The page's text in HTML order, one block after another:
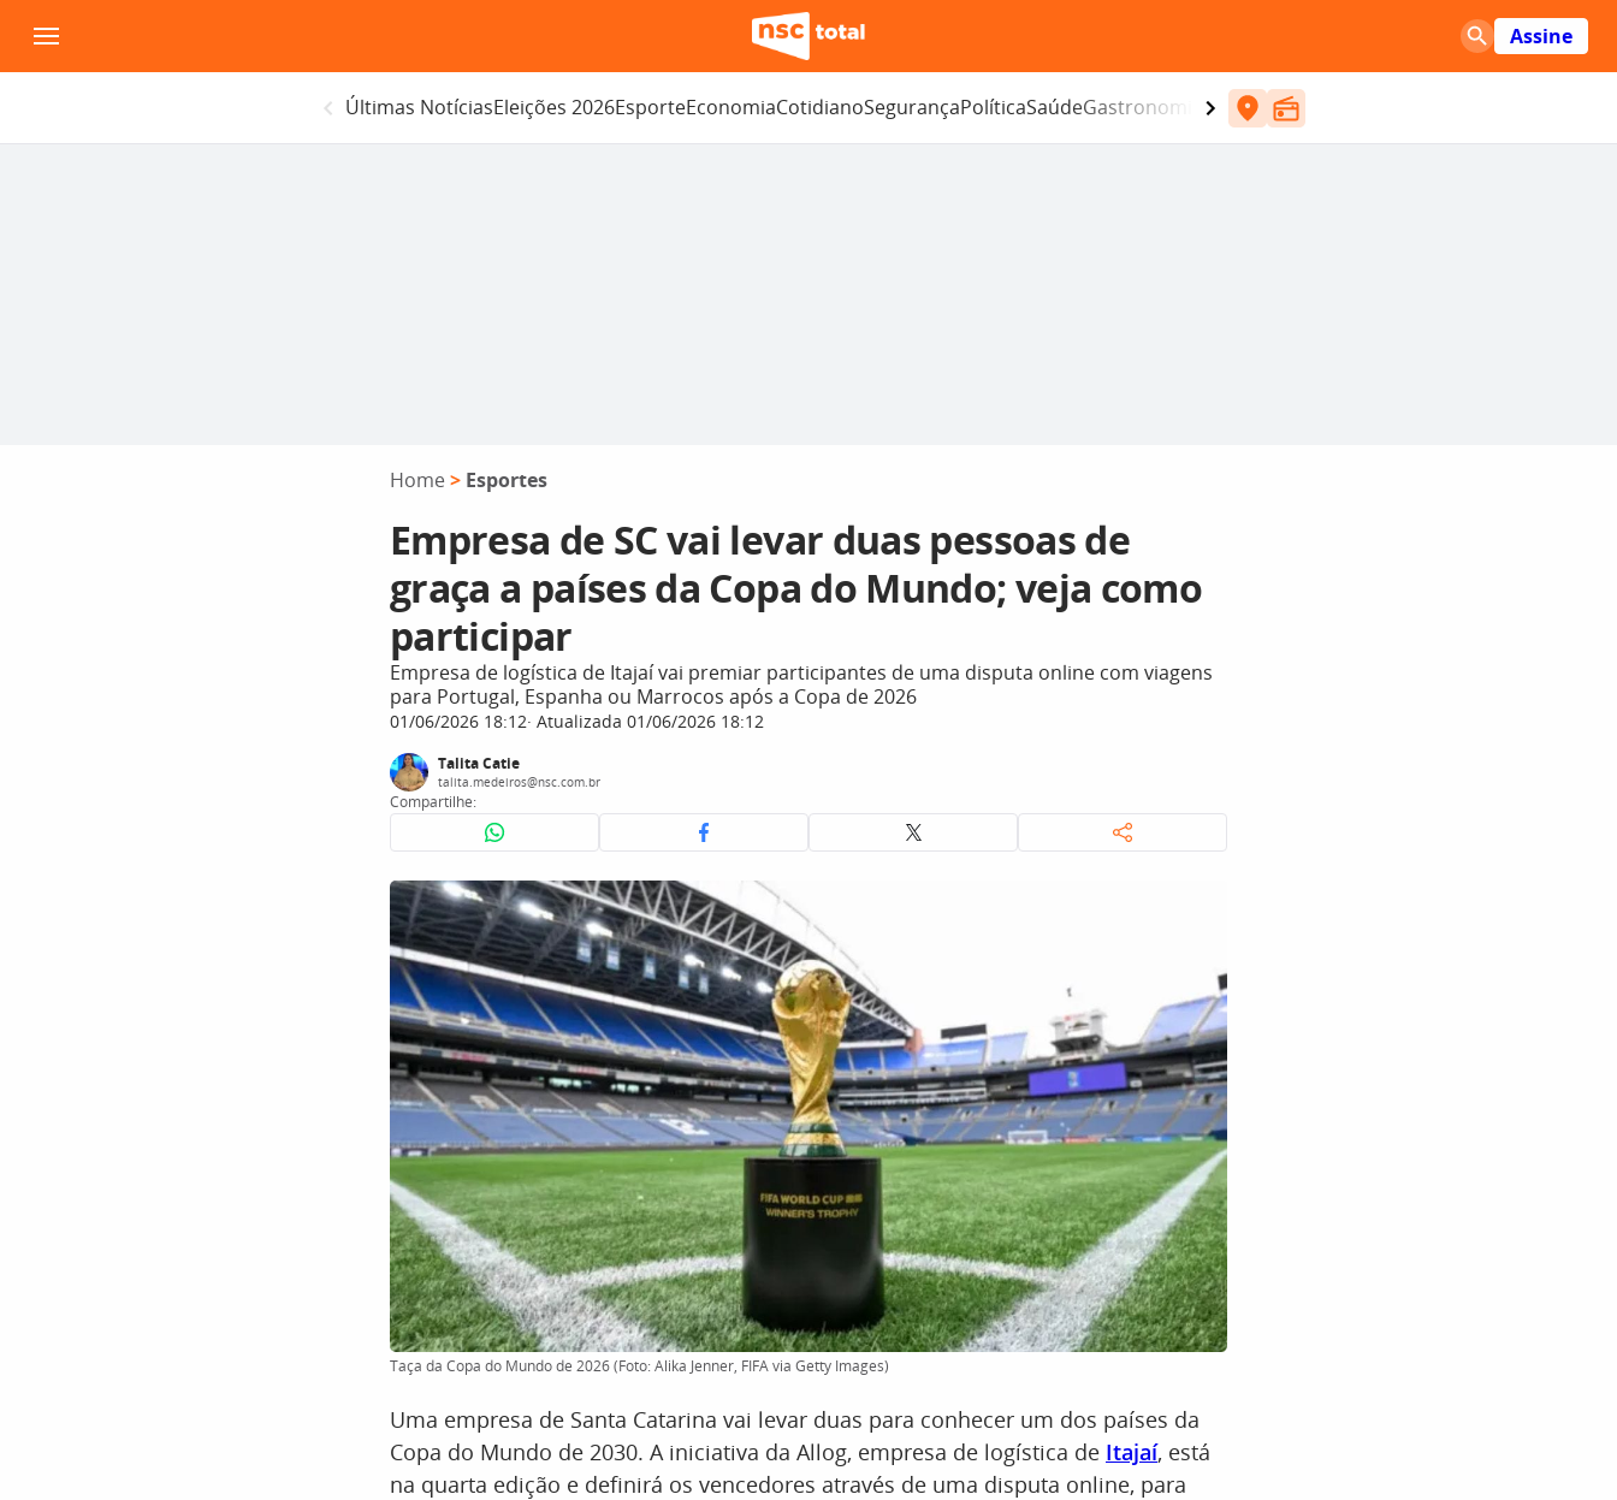
para
o
Assine
Últimas NotíciasEleições 2026EsporteEconomiaCotidianoSegurançaPolíticaSaúdeGastronomia Entretenimento
Home > Esportes
Empresa de SC vai levar duas pessoas de
graça a países da Copa do Mundo; veja como
participar
Empresa de logística de Itajaí vai premiar participantes de uma disputa online com viagens
para Portugal, Espanha ou Marrocos após a Copa de 2026
01/06/2026 18:12 Atualizada 01/06/2026 18:12
Talita Catie
talita.medeiros@nsc.com.br
Compartilhe:
Taça da Copa do Mundo de 2026 (Foto: Alika Jenner, FIFA via Getty Images)
Uma empresa de Santa Catarina vai levar duas para conhecer um dos países da
Copa do Mundo de 2030. A iniciativa da Allog, empresa de logística de Itajaí, está
na quarta edição e definirá os vencedores através de uma disputa online, para